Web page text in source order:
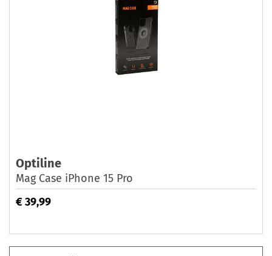
Optiline
Mag Case iPhone 15 Pro
€ 39,99